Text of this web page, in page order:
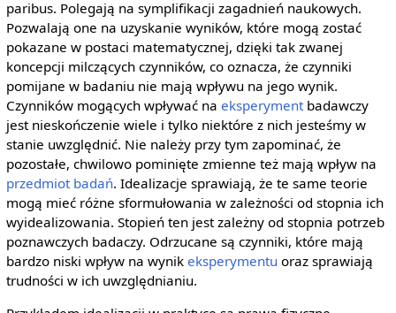
paribus. Polegają na symplifikacji zagadnień naukowych.
Pozwalają one na uzyskanie wyników, które mogą zostać
pokazane w postaci matematycznej, dzięki tak zwanej
koncepcji milczących czynników, co oznacza, że czynniki
pomijane w badaniu nie mają wpływu na jego wynik.
Czynników mogących wpływać na eksperymentbadawczy
jest nieskończenie wiele i tylko niektóre z nich jesteśmy w
stanie uwzględnić. Nie należy przy tym zapominać, że
pozostałe, chwilowo pominięte zmienne też mają wpływ na
przedmiot badań. Idealizacje sprawiają, że te same teorie
mogą mieć różne sformułowania w zależności od stopnia ich
wyidealizowania. Stopień ten jest zależny od stopnia potrzeb
poznawczych badaczy. Odrzucane są czynniki, które mają
bardzo niski wpływ na wynik eksperymentu oraz sprawiają
trudności w ich uwzględnianiu.